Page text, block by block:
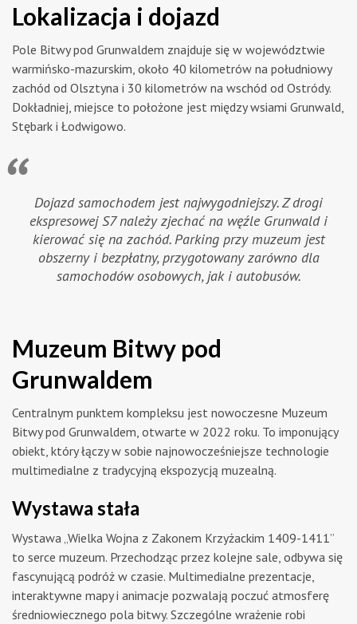
Lokalizacja i dojazd
Pole Bitwy pod Grunwaldem znajduje się w województwie
warmińsko-mazurskim, około 40 kilometrów na południowy
zachód od Olsztyna i 30 kilometrów na wschód od Ostródy.
Dokładniej, miejsce to położone jest między wsiami Grunwald,
Stębark i Łodwigowo.
Dojazd samochodem jest najwygodniejszy. Z drogi
ekspresowej S7 należy zjechać na węźle Grunwald i
kierować się na zachód. Parking przy muzeum jest
obszerny i bezpłatny, przygotowany zarówno dla
samochodów osobowych, jak i autobusów.
Muzeum Bitwy pod
Grunwaldem
Centralnym punktem kompleksu jest nowoczesne Muzeum
Bitwy pod Grunwaldem, otwarte w 2022 roku. To imponujący
obiekt, który łączy w sobie najnowocześniejsze technologie
multimedialne z tradycyjną ekspozycją muzealną.
Wystawa stała
Wystawa „Wielka Wojna z Zakonem Krzyżackim 1409-1411”
to serce muzeum. Przechodząc przez kolejne sale, odbywa się
fascynującą podróż w czasie. Multimedialne prezentacje,
interaktywne mapy i animacje pozwalają poczuć atmosferę
średniowiecznego pola bitwy. Szczególne wrażenie robi